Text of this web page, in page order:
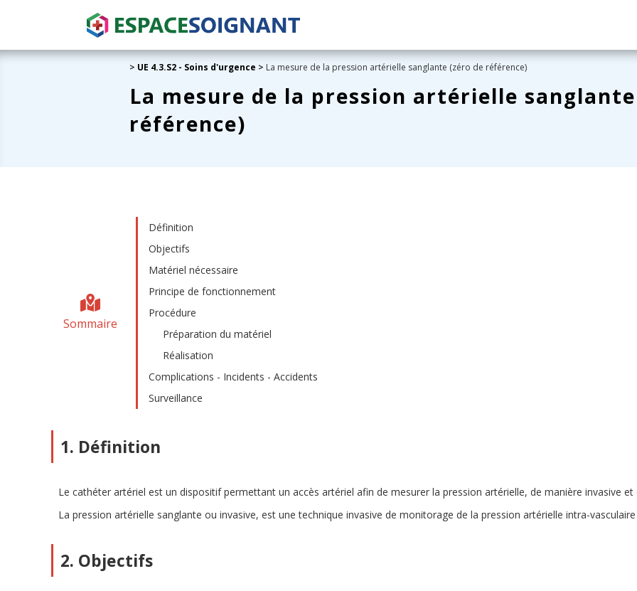
> UE 4.3.S2 - Soins d'urgence > La mesure de la pression artérielle sanglante (zéro de référence)
La mesure de la pression artérielle
référence)
Sommaire
Définition
Objectifs
Matériel nécessaire
Principe de fonctionnement
Procédure
Préparation du matériel
Réalisation
Complications - Incidents - Accidents
Surveillance
1. Définition
Le cathéter artériel est un dispositif permettant un accès artériel afin de mesurer la pression artérielle, de manière invasive
La pression artérielle sanglante ou invasive, est une technique invasive de monitorage de la pression artérielle intra-
2. Objectifs